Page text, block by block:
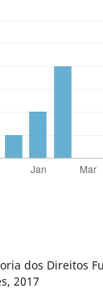
dos Direitos
2017